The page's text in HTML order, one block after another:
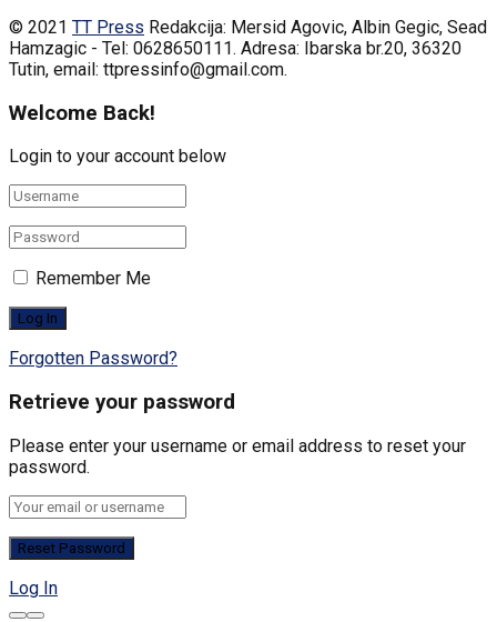
© 2021 TT Press Redakcija: Mersid Agovic, Albin Gegic, Sead
Hamzagic - Tel: 0628650111. Adresa: Ibarska br.20, 36320
Tutin, email: ttpressinfo@gmail.com.
Welcome Back!
Login to your account below
Remember Me
Forgotten Password?
Retrieve your password
Please enter your username or email address to reset your
password.
Log In